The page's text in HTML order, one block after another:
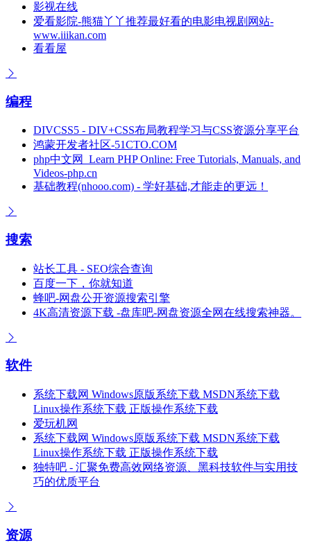
影视在线
爱看影院-熊猫丫丫推荐最好看的电影电视剧网站-
www.iiikan.com
看看屋
编程
DIVCSS5 - DIV+CSS布局教程学习与CSS资源分享平台
鸿蒙开发者社区-51CTO.COM
php中文网_Learn PHP Online: Free Tutorials, Manuals, and
Videos-php.cn
基础教程(nhooo.com) - 学好基础,才能走的更远！
搜索
站长工具 - SEO综合查询
百度一下，你就知道
蜂吧-网盘公开资源搜索引擎
4K高清资源下载 -盘库吧-网盘资源全网在线搜索神器。
软件
系统下载网 Windows原版系统下载 MSDN系统下载
Linux操作系统下载 正版操作系统下载
爱玩机网
系统下载网 Windows原版系统下载 MSDN系统下载
Linux操作系统下载 正版操作系统下载
独特吧 - 汇聚免费高效网络资源、黑科技软件与实用技
巧的优质平台
资源